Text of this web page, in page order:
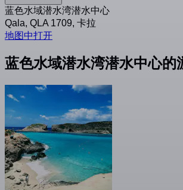
蓝色水域潜水湾潜水中心
Qala, QLA 1709, 卡拉
地图中打开
蓝色水域潜水湾潜水中心的